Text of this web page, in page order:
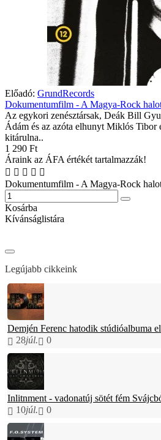
Előadó: GrundRecords
Dokumentumfilm - A Magya-Rock
Az egykori zenésztársak, Deák Bill
Ádám és az azóta elhunyt Miklós Tibor
kitárulna..
1 290 Ft
Áraink az ÁFA értékét tartalmazzák!
Dokumentumfilm - A Magya-Rock
Kosárba
Kívánságlistára
Legújabb cikkeink
Demjén Ferenc hatodik stúdióalbuma
28júl. 0
Inlitnment - vadonatúj sötét fém
10júl. 0